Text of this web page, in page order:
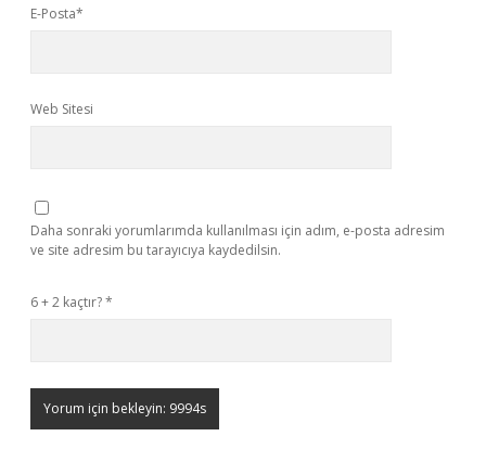
E-Posta*
Web Sitesi
Daha sonraki yorumlarımda kullanılması için adım, e-posta adresim
ve site adresim bu tarayıcıya kaydedilsin.
6 + 2 kaçtır?*